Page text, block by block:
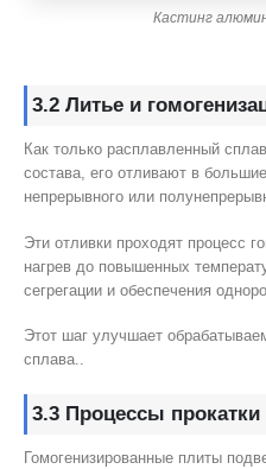
Кастинг
3.2 Литье и
Как только расплавленный
состава, его отливают в
непрерывного или
Эти отливки проходят процесс
нагрев до повышенных
сегрегации и обеспечения
Этот шаг улучшает
сплава..
3.3 Процессы прокатки
Гомогенизированные плиты